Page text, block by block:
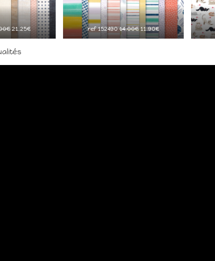
21.25€ ref 15249014.00€11.90€